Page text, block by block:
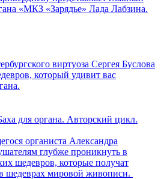
«МКЗ «Зарядье» Лада Лабзина.
виртуоза Сергея Буслова
который удивит вас
для органа. Авторский цикл.
органиста Александра
глубже проникнуть в
шедевров, которые получат
шедеврах мировой живописи.